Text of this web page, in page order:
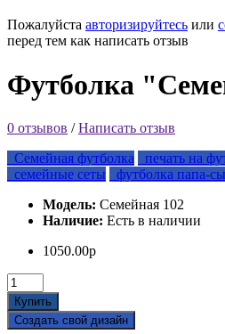
Пожалуйста авторизируйтесь или
перед тем как написать отзыв
Футболка
0 отзывов /Написать отзыв
Семейная футболка
печать на
семейные сеты
футболка папа-
Модель: Семейная 102
Наличие: Есть в наличии
1050.00р
Купить
Создать свой дизайн